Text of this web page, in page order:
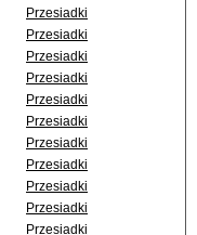
Przesiadki
Przesiadki
Przesiadki
Przesiadki
Przesiadki
Przesiadki
Przesiadki
Przesiadki
Przesiadki
Przesiadki
Przesiadki